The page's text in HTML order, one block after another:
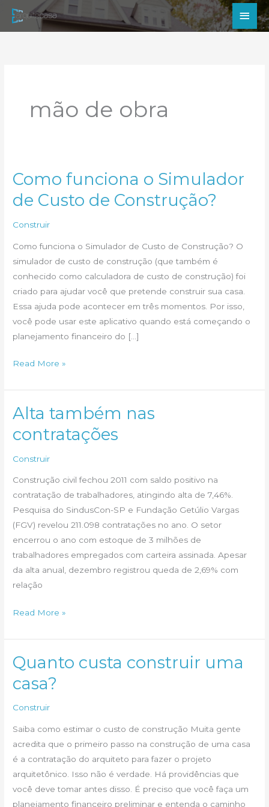
para
mão de obra
Como funciona o Simulador
de Custo de Construção?
Construir
Como funciona o Simulador de Custo de Construção? O
simulador de custo de construção (que também é
conhecido como calculadora de custo de construção) foi
criado para ajudar você que pretende construir sua casa.
Essa ajuda pode acontecer em três momentos. Por isso,
você pode usar este aplicativo quando está começando o
planejamento financeiro do […]
Como
o
Simulador
Custo
Read More »
Alta também nas
contratações
Construir
Construção civil fechou 2011 com saldo positivo na
contratação de trabalhadores, atingindo alta de 7,46%.
Pesquisa do SindusCon-SP e Fundação Getúlio Vargas
(FGV) revelou 211.098 contratações no ano. O setor
encerrou o ano com estoque de 3 milhões de
trabalhadores empregados com carteira assinada. Apesar
da alta anual, dezembro registrou queda de 2,69% com
relação
Alta
nas
contratações
Read More »
Quanto custa construir uma
casa?
Construir
Saiba como estimar o custo de construção Muita gente
acredita que o primeiro passo na construção de uma casa
é a contratação do arquiteto para fazer o projeto
arquitetônico. Isso não é verdade. Há providências que
você deve tomar antes disso. É preciso que você faça um
planejamento financeiro preliminar e entenda o caminho